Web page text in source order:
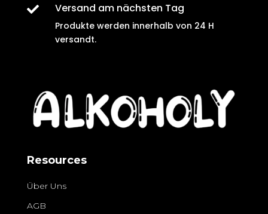
 Versand am nächsten Tag
Produkte werden innerhalb von 24 H
versandt.
Resources
Über Uns
AGB